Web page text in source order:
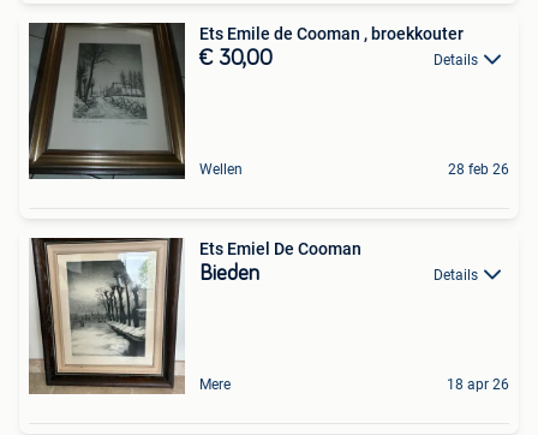
Ets Emile de Cooman , broekkouter
€ 30,00 Details
Wellen 28 feb 26
Ets Emiel De Cooman
Bieden Details
Mere 18 apr 26